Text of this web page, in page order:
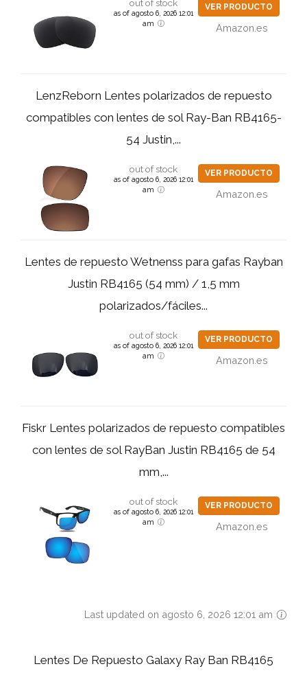
out of stock
as of agosto 6, 2026 12:01
am
VER PRODUCTO
Amazon.es
LenzReborn Lentes polarizados de repuesto
compatibles con lentes de sol Ray-Ban RB4165-
54 Justin,...
out of stock
as of agosto 6, 2026 12:01
am
VER PRODUCTO
Amazon.es
Lentes de repuesto Wetnenss para gafas Rayban
Justin RB4165 (54 mm) / 1,5 mm
polarizados/fáciles...
out of stock
as of agosto 6, 2026 12:01
am
VER PRODUCTO
Amazon.es
Fiskr Lentes polarizados de repuesto compatibles
con lentes de sol RayBan Justin RB4165 de 54
mm,...
out of stock
as of agosto 6, 2026 12:01
am
VER PRODUCTO
Amazon.es
Last updated on agosto 6, 2026 12:01 am
Lentes De Repuesto Galaxy Ray Ban RB4165